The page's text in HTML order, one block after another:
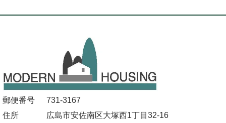
郵便番号
731-3167
住所
広島市安佐南区大塚西1丁目32-16